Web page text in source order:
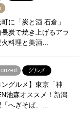
に「炭と酒 石倉」
炭で焼き上げるアラ
料理と美酒…
グルメ
ングルメ】東京「神
池森オススメ！新潟
「へぎそば」…